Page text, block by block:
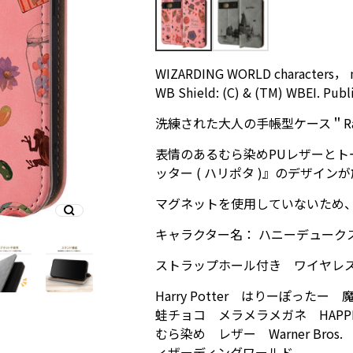
WIZARDING WORLD characters
WB Shield: (C) & (TM) WBEI.
洗練された大人の手帳型ケース＂
表情のあるむら染めPUレザーと
ッター ( ハリポタ )』のデザイン
マグネットを使用していないため
キャラクター名： ハニーデューク
ストラップホール付き ワイヤレ
Harry Potter はりーぽったー
蛙チョコ メラメラメガネ
むら染め レザー Warner